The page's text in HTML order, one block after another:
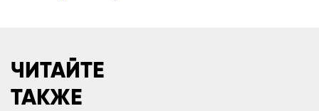
ЧИТАЙТЕ
ТАКЖЕ